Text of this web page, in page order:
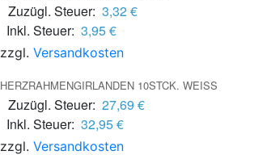
Zuzügl. Steuer: 3,32 €
Inkl. Steuer: 3,95 €
zzgl. Versandkosten
HERZRAHMENGIRLANDEN 10STCK. WEISS
Zuzügl. Steuer: 27,69 €
Inkl. Steuer: 32,95 €
zzgl. Versandkosten